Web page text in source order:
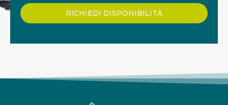
RICHIEDI DISPONIBILITÀ